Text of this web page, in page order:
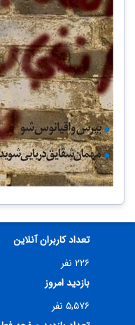
تعداد کاربران آنلاین
۲۲۶ نفر
بازدید امروز
۵,۵۷۶ نفر